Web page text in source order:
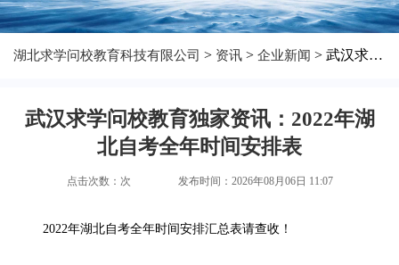
湖北求学问校教育科技有限公司 > 资讯 > 企业新闻 > 武汉求学问校教育独家资讯：2022年湖北自考全年时间安排表
武汉求学问校教育独家资讯：2022年湖
北自考全年时间安排表
点击次数： 次 发布时间：2026年08月06日 11:07
2022年湖北自考全年时间安排汇总表请查收！